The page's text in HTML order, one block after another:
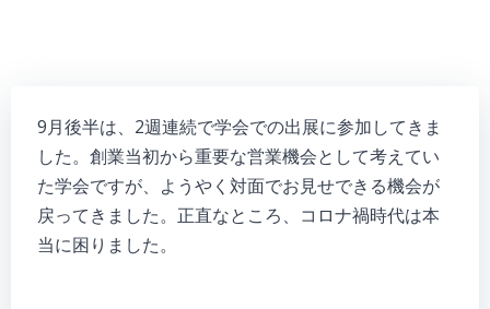
9月後半は、2週連続で学会での出展に参加してきま
した。創業当初から重要な営業機会として考えてい
た学会ですが、ようやく対面でお見せできる機会が
戻ってきました。正直なところ、コロナ禍時代は本
当に困りました。